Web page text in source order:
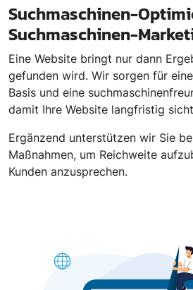
Suchmaschinen-
Suchmaschinen-
Eine Website bringt nur dann
gefunden wird. Wir sorgen für
Basis und eine
damit Ihre Website langfristig
Ergänzend unterstützen wir Sie
Maßnahmen, um Reichweite
Kunden anzusprechen.